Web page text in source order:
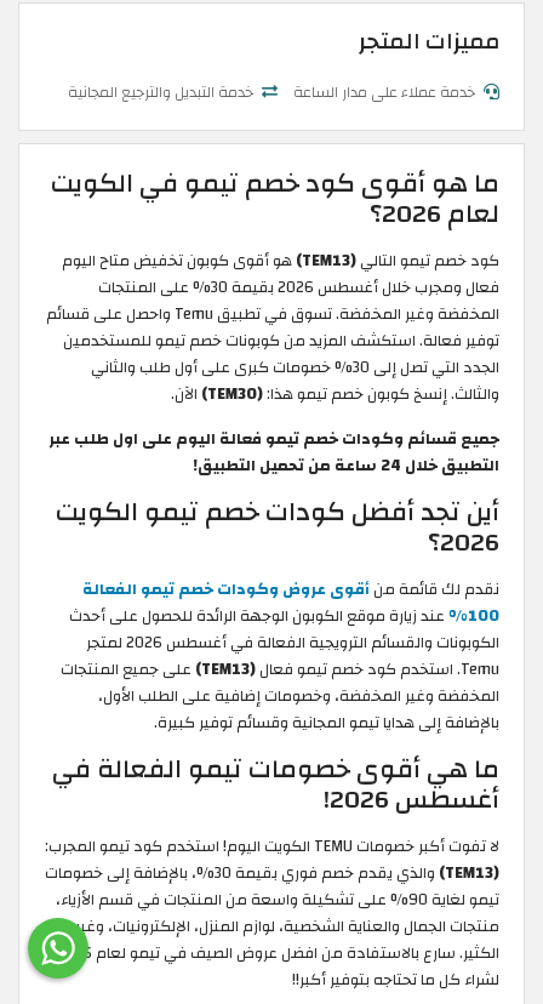
مميزات المتجر
خدمة عملاء على مدار الساعة خدمة التبديل والترجيع المجانية
ما هو أقوى كود خصم تيمو في الكويت
لعام 2026؟
كود خصم تيمو التالي(TEM13)
هو أقوى كوبون تخفيض متاح اليوم
فعال ومجرب خلال أغسطس 2026 بقيمة 30% على المنتجات
المخفضة وغير المخفضة. تسوق في تطبيق Temu واحصل على قسائم
توفير فعالة. استكشف المزيد من كوبونات خصم تيمو للمستخدمين
الجدد التي تصل إلى 30% خصومات كبرى على أول طلب والثاني
والثالث. إنسخ كوبون خصم تيمو هذا:(TEM30)
الآن.
جميع قسائم وكودات خصم تيمو فعالة اليوم على اول طلب عبر
التطبيق خلال 24 ساعة من تحميل التطبيق!
أين تجد أفضل كودات خصم تيمو الكويت
2026؟
نقدم لك قائمة منأقوى عروض وكودات خصم تيمو الفعالة
100%
عند زيارة موقع الكوبون الوجهة الرائدة للحصول على أحدث
الكوبونات والقسائم الترويجية الفعالة في أغسطس 2026 لمتجر
Temu. استخدم كود خصم تيمو فعال
(TEM13)
على جميع المنتجات
المخفضة وغير المخفضة، وخصومات إضافية على الطلب الأول،
بالإضافة إلى هدايا تيمو المجانية وقسائم توفير كبيرة.
ما هي أقوى خصومات تيمو الفعالة في
أغسطس 2026!
لا تفوت أكبر خصومات TEMU الكويت اليوم! استخدم كود تيمو المجرب:
(TEM13)
والذي يقدم خصم فوري بقيمة 30%، بالإضافة إلى خصومات
تيمو لغاية 90% على تشكيلة واسعة من المنتجات في قسم الأزياء،
منتجات الجمال والعناية الشخصية، لوازم المنزل، الإلكترونيات، وغيرها
الكثير. سارع بالاستفادة من افضل عروض الصيف في تيمو لعام 2026
لشراء كل ما تحتاجه بتوفير أكبر!!